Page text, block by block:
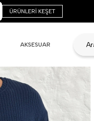
ÜRÜNLERİ KEŞET
AKSESUAR